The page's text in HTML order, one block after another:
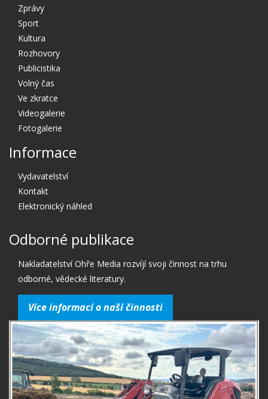
Zprávy
Sport
Kultura
Rozhovory
Publicistika
Volný čas
Ve zkratce
Videogalerie
Fotogalerie
Informace
Vydavatelství
Kontakt
Elektronický náhled
Odborné publikace
Nakladatelství Ohře Media rozvíjí svoji činnost na trhu
odborné, vědecké literatury.
Více informací o naší činnosti